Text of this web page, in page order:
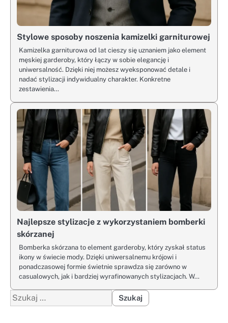
Stylowe sposoby noszenia kamizelki garniturowej
Kamizelka garniturowa od lat cieszy się uznaniem jako element
męskiej garderoby, który łączy w sobie elegancję i
uniwersalność. Dzięki niej możesz wyeksponować detale i
nadać stylizacji indywidualny charakter. Konkretne
zestawienia…
Najlepsze stylizacje z wykorzystaniem bomberki
skórzanej
Bomberka skórzana to element garderoby, który zyskał status
ikony w świecie mody. Dzięki uniwersalnemu krójowi i
ponadczasowej formie świetnie sprawdza się zarówno w
casualowych, jak i bardziej wyrafinowanych stylizacjach. W…
Szukaj: